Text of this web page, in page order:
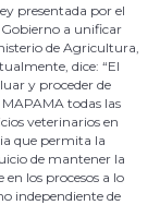
presentada por el
a unificar
de Agricultura,
dice: “El
y proceder de
todas las
veterinarios en
que permita la
de mantener la
los procesos a lo
independiente de